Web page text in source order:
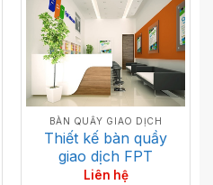
BÀN QUẦY GIAO DỊCH
Thiết kế bàn quầy
giao dịch FPT
Liên hệ